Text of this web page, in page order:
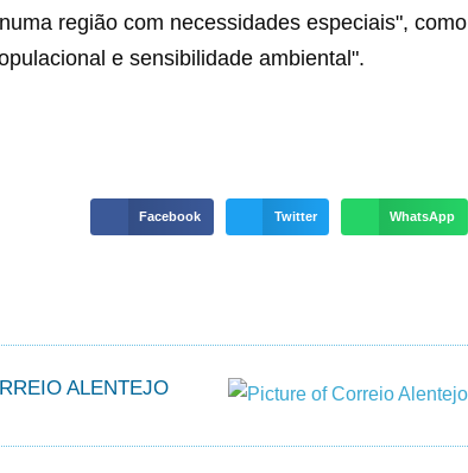
região com necessidades especiais", como
e sensibilidade ambiental".
Facebook Twitter WhatsApp
ALENTEJO